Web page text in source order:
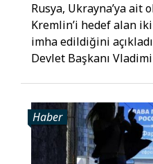
Rusya, Ukrayna’ya
Kremlin’i hedef alan iki
imha edildiğini
Devlet Başkanı
Haber